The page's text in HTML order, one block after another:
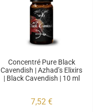
Concentré Pure Black
Cavendish | Azhad’s Elixirs
| Black Cavendish | 10 ml
7,52 €